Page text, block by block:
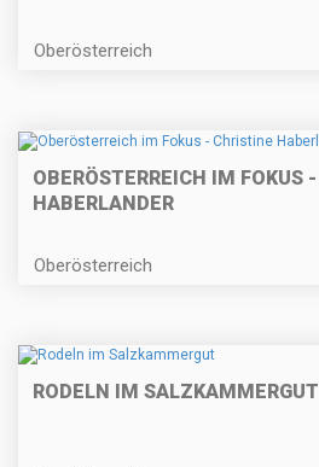
Oberösterreich
OBERÖSTERREICH IM FOKUS
HABERLANDER
Oberösterreich
RODELN IM SALZKAMMERGUT